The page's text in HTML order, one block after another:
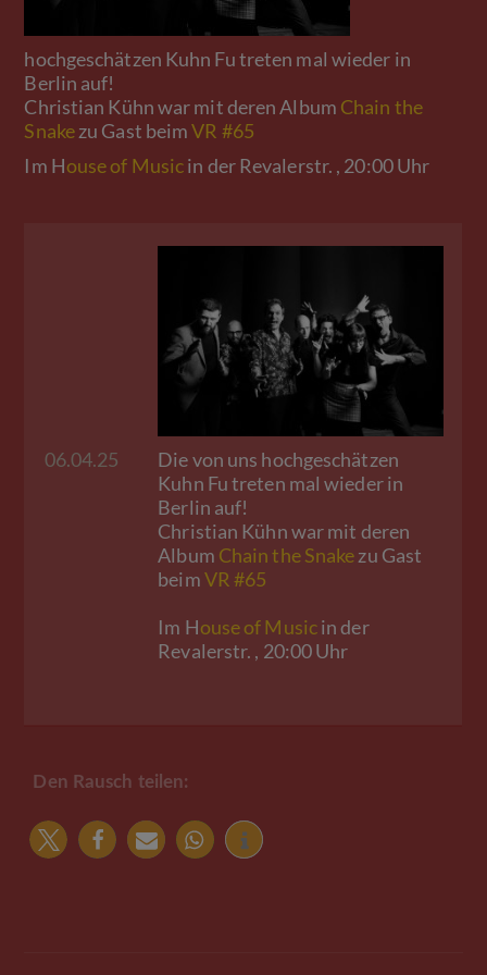
hochgeschätzen Kuhn Fu treten mal wieder in
Berlin auf!
Christian Kühn war mit deren Album Chain the
Snakezu Gast beimVR #65
Im House of Musicin der Revalerstr. , 20:00 Uhr
06.04.25
Die von uns hochgeschätzen
Kuhn Fu treten mal wieder in
Berlin auf!
Christian Kühn war mit deren
Album Chain the Snakezu Gast
beimVR #65
Im House of Musicin der
Revalerstr. , 20:00 Uhr
Den Rausch teilen: